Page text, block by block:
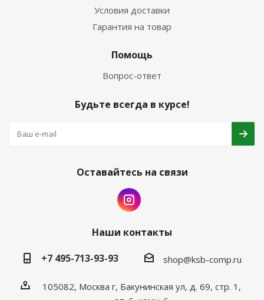
Условия доставки
Гарантия на товар
Помощь
Вопрос-ответ
Будьте всегда в курсе!
Оставайтесь на связи
Наши контакты
+7 495-713-93-93
shop@ksb-comp.ru
105082, Москва г, Бакунинская ул, д. 69, стр. 1,